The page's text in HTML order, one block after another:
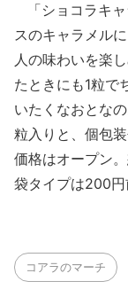
「ショコラキャ
スのキャラメル
人の味わいを楽
たときにも1粒で
いたくなおとな
粒入りと、個包
価格はオープン
袋タイプは200円
コアラのマーチ